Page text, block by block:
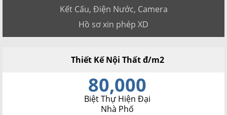
Kết Cấu, Điện Nước, Camera
Hồ sơ xin phép XD
Thiết Kế Nội Thất đ/m2
80,000
Biệt Thự Hiện Đại
Nhà Phố